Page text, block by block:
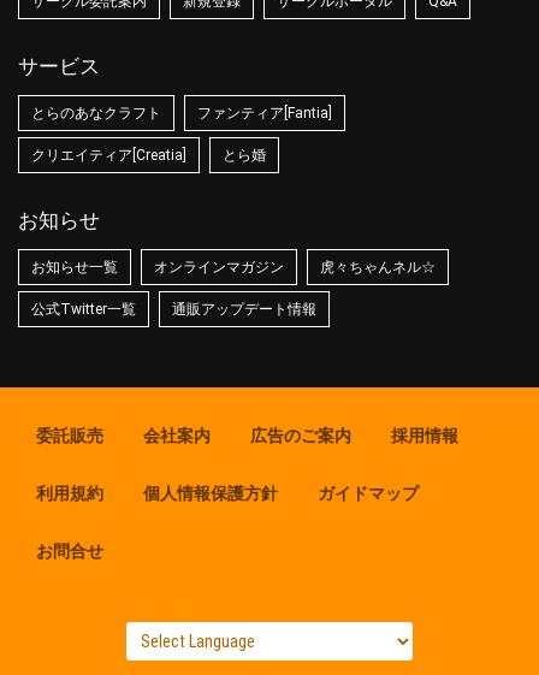
サービス
とらのあなクラフト ファンティア[Fantia]
クリエイティア[Creatia] とら婚
お知らせ
お知らせ一覧 オンラインマガジン 虎々ちゃんネル☆
公式Twitter一覧 通販アップデート情報
委託販売 会社案内 広告のご案内 採用情報
利用規約 個人情報保護方針 ガイドマップ
お問合せ